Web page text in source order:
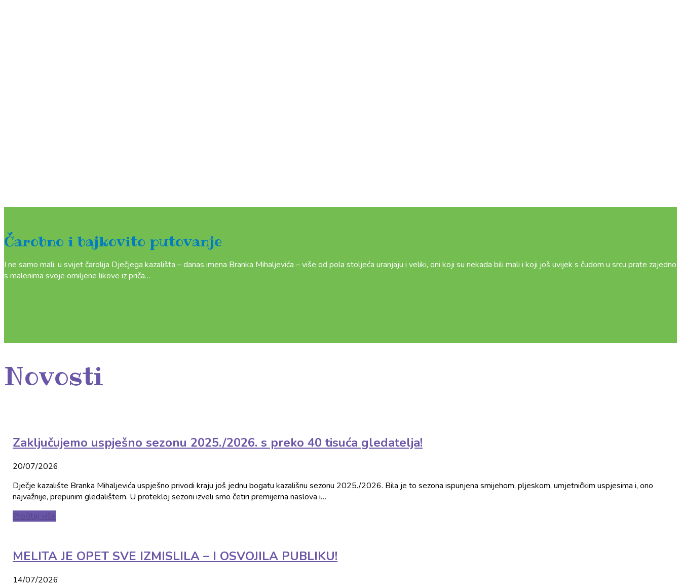
Čarobno i bajkovito putovanje
I ne samo mali, u svijet čarolija Dječjega kazališta – danas imena Branka Mihaljevića – više od pola stoljeća uranjaju i veliki, oni koji su nekada bili mali i koji još uvijek s čudom u srcu prate zajedno
s malenima svoje omiljene likove iz priča…
Novosti
Zaključujemo uspješno sezonu 2025./2026. s preko 40 tisuća gledatelja!
20/07/2026
Dječje kazalište Branka Mihaljevića uspješno privodi kraju još jednu bogatu kazališnu sezonu 2025./2026. Bila je to sezona ispunjena smijehom, pljeskom, umjetničkim uspjesima i, ono
najvažnije, prepunim gledalištem. U protekloj sezoni izveli smo četiri premijerna naslova i…
Pročitaj više
MELITA JE OPET SVE IZMISLILA – I OSVOJILA PUBLIKU!
14/07/2026